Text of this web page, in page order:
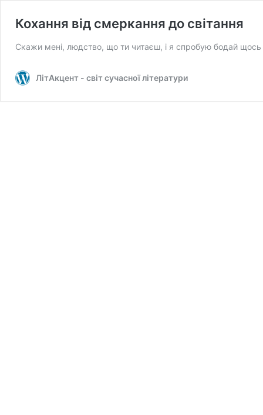
Кохання від смеркання до світання
Скажи мені, людство, що ти читаєш, і я спробую бодай щось
ЛітАкцент - світ сучасної літератури